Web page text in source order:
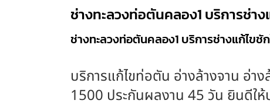
ช่างทะลวงท่อตันคลอง1 บริการช่า
ช่างทะลวงท่อตันคลอง1 บริการช่างแก้ไข
บริการแก้ไขท่อตัน อ่างล้างจาน อ่า
1500 ประกันผลงาน 45 วัน ยินดีให้